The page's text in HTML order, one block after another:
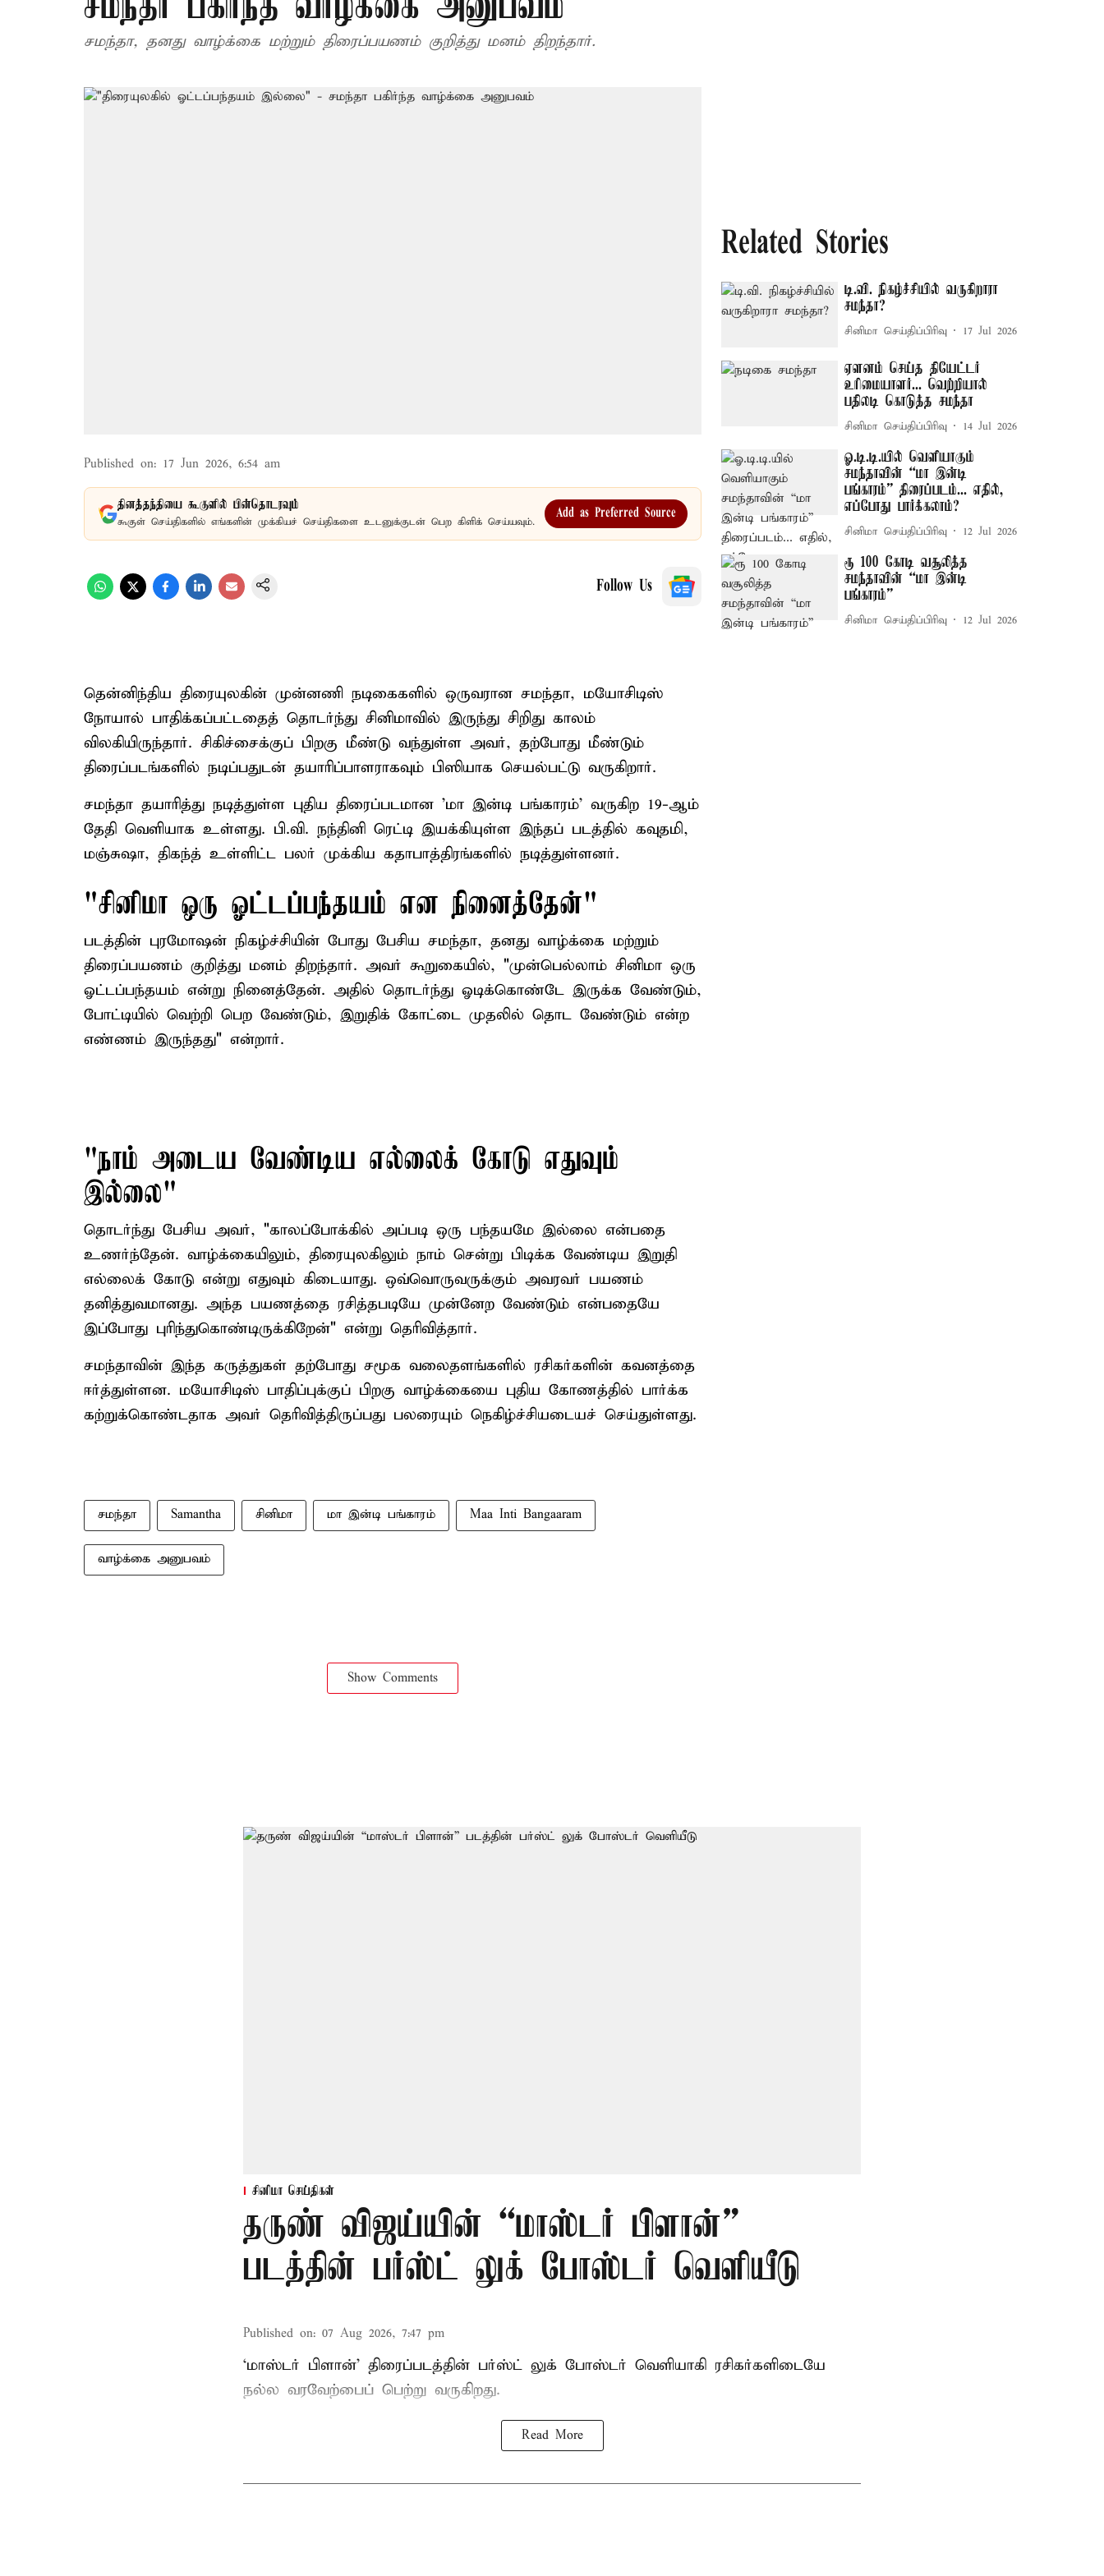
சமந்தா, தனது வாழ்க்கை மற்றும் திரைப்பயணம் குறித்து மனம் திறந்தார்.
Published on: 17 Jun 2026, 6:54 am
தினத்தந்தியை கூகுளில் பின்தொடரவும்
கூகுள் செய்திகளில் எங்களின் முக்கியச் செய்திகளை உடனுக்குடன் பெற கிளிக் செய்யவும்.
Add as Preferred Source
Follow Us
தென்னிந்திய திரையுலகின் முன்னணி நடிகைகளில் ஒருவரான சமந்தா, மயோசிடிஸ்
நோயால் பாதிக்கப்பட்டதைத் தொடர்ந்து சினிமாவில் இருந்து சிறிது காலம்
விலகியிருந்தார். சிகிச்சைக்குப் பிறகு மீண்டு வந்துள்ள அவர், தற்போது மீண்டும்
திரைப்படங்களில் நடிப்பதுடன் தயாரிப்பாளராகவும் பிஸியாக செயல்பட்டு வருகிறார்.
சமந்தா தயாரித்து நடித்துள்ள புதிய திரைப்படமான 'மா இன்டி பங்காரம்' வருகிற 19-ஆம்
தேதி வெளியாக உள்ளது. பி.வி. நந்தினி ரெட்டி இயக்கியுள்ள இந்தப் படத்தில் கவுதமி,
மஞ்சுஷா, திகந்த் உள்ளிட்ட பலர் முக்கிய கதாபாத்திரங்களில் நடித்துள்ளனர்.
"சினிமா ஒரு ஓட்டப்பந்தயம் என நினைத்தேன்"
படத்தின் புரமோஷன் நிகழ்ச்சியின் போது பேசிய சமந்தா, தனது வாழ்க்கை மற்றும்
திரைப்பயணம் குறித்து மனம் திறந்தார். அவர் கூறுகையில், "முன்பெல்லாம் சினிமா ஒரு
ஓட்டப்பந்தயம் என்று நினைத்தேன். அதில் தொடர்ந்து ஓடிக்கொண்டே இருக்க வேண்டும்,
போட்டியில் வெற்றி பெற வேண்டும், இறுதிக் கோட்டை முதலில் தொட வேண்டும் என்ற
எண்ணம் இருந்தது" என்றார்.
"நாம் அடைய வேண்டிய எல்லைக் கோடு எதுவும்
இல்லை"
தொடர்ந்து பேசிய அவர், "காலப்போக்கில் அப்படி ஒரு பந்தயமே இல்லை என்பதை
உணர்ந்தேன். வாழ்க்கையிலும், திரையுலகிலும் நாம் சென்று பிடிக்க வேண்டிய இறுதி
எல்லைக் கோடு என்று எதுவும் கிடையாது. ஒவ்வொருவருக்கும் அவரவர் பயணம்
தனித்துவமானது. அந்த பயணத்தை ரசித்தபடியே முன்னேற வேண்டும் என்பதையே
இப்போது புரிந்துகொண்டிருக்கிறேன்" என்று தெரிவித்தார்.
சமந்தாவின் இந்த கருத்துகள் தற்போது சமூக வலைதளங்களில் ரசிகர்களின் கவனத்தை
ஈர்த்துள்ளன. மயோசிடிஸ் பாதிப்புக்குப் பிறகு வாழ்க்கையை புதிய கோணத்தில் பார்க்க
கற்றுக்கொண்டதாக அவர் தெரிவித்திருப்பது பலரையும் நெகிழ்ச்சியடையச் செய்துள்ளது.
சமந்தா Samantha சினிமா மா இன்டி பங்காரம் Maa Inti Bangaaram
வாழ்க்கை அனுபவம்
Show Comments
Related Stories
டி.வி. நிகழ்ச்சியில் வருகிறாரா
சமந்தா?
சினிமா செய்திப்பிரிவு 17 Jul 2026
ஏளனம் செய்த தியேட்டர்
உரிமையாளர்... வெற்றியால்
பதிலடி கொடுத்த சமந்தா
சினிமா செய்திப்பிரிவு 14 Jul 2026
ஓ.டி.டி.யில் வெளியாகும்
சமந்தாவின் “மா இன்டி
பங்காரம்” திரைப்படம்... எதில்,
எப்போது பார்க்கலாம்?
சினிமா செய்திப்பிரிவு 12 Jul 2026
ரூ 100 கோடி வசூலித்த
சமந்தாவின் “மா இன்டி
பங்காரம்”
சினிமா செய்திப்பிரிவு 12 Jul 2026
சினிமா செய்திகள்
தருண் விஜய்யின் “மாஸ்டர் பிளான்”
படத்தின் பர்ஸ்ட் லுக் போஸ்டர் வெளியீடு
Published on: 07 Aug 2026, 7:47 pm
‘மாஸ்டர் பிளான்’ திரைப்படத்தின் பர்ஸ்ட் லுக் போஸ்டர் வெளியாகி ரசிகர்களிடையே
நல்ல வரவேற்பைப் பெற்று வருகிறது.
Read More